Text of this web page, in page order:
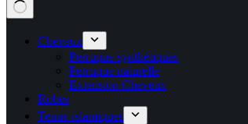
Cheveux
Perruque synthétiques
Perruque naturelle
Extension Cheveux
Robes
Tenue islamiques